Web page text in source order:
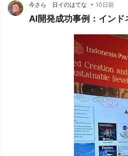
今さら 日イのはてな • 10日前
AI開発成功事例：イン